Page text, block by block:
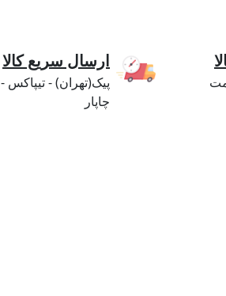
ارسال سریع کالا
پیک(تهران) - تیپاکس -
چاپار